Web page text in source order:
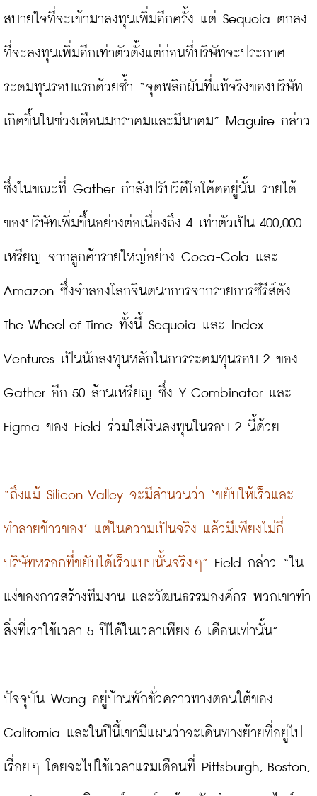
สบายใจที่จะเข้ามาลงทุนเพิ่มอีกครั้ง แต่ Sequoia ตกลง
ที่จะลงทุนเพิ่มอีกเท่าตัวตั้งแต่ก่อนที่บริษัทจะประกาศ
ระดมทุนรอบแรกด้วยซ้ำ “จุดพลิกผันที่แท้จริงของบริษัท
เกิดขึ้นในช่วงเดือนมกราคมและมีนาคม” Maguire กล่าว
ซึ่งในขณะที่ Gather กำลังปรับวิดีโอโค้ดอยู่นั้น รายได้
ของบริษัทเพิ่มขึ้นอย่างต่อเนื่องถึง 4 เท่าตัวเป็น 400,000
เหรียญ จากลูกค้ารายใหญ่อย่าง Coca-Cola และ
Amazon ซึ่งจำลองโลกจินตนาการจากรายการซีรีส์ดัง
The Wheel of Time ทั้งนี้ Sequoia และ Index
Ventures เป็นนักลงทุนหลักในการระดมทุนรอบ 2 ของ
Gather อีก 50 ล้านเหรียญ ซึ่ง Y Combinator และ
Figma ของ Field ร่วมใส่เงินลงทุนในรอบ 2 นี้ด้วย
“ถึงแม้ Silicon Valley จะมีสำนวนว่า ‘ขยับให้เร็วและ
ทำลายข้าวของ’ แต่ในความเป็นจริง แล้วมีเพียงไม่กี่
บริษัทหรอกที่ขยับได้เร็วแบบนั้นจริงๆ” Field กล่าว “ใน
แง่ของการสร้างทีมงาน และวัฒนธรรมองค์กร พวกเขาทำ
สิ่งที่เราใช้เวลา 5 ปีได้ในเวลาเพียง 6 เดือนเท่านั้น”
ปัจจุบัน Wang อยู่บ้านพักชั่วคราวทางตอนใต้ของ
California และในปีนี้เขามีแผนว่าจะเดินทางย้ายที่อยู่ไป
เรื่อยๆ โดยจะไปใช้เวลาแรมเดือนที่ Pittsburgh, Boston,